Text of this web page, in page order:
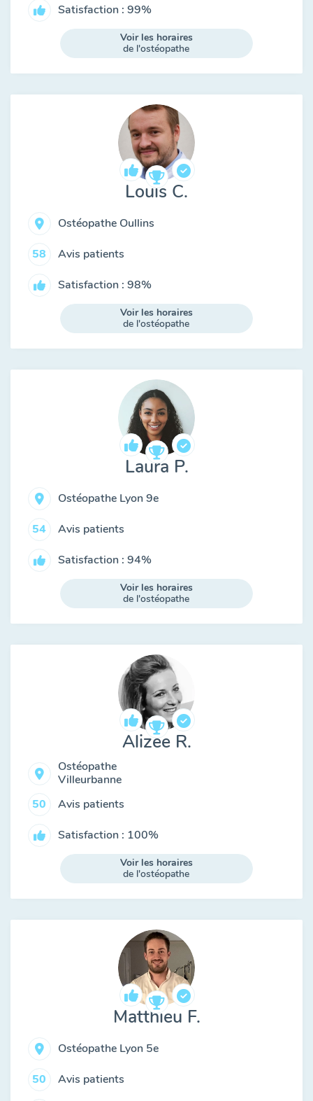
Satisfaction : 99%
Voir les horaires
de l'ostéopathe
Louis C.
Ostéopathe Oullins
58
Avis patients
Satisfaction : 98%
Voir les horaires
de l'ostéopathe
Laura P.
Ostéopathe Lyon 9e
54
Avis patients
Satisfaction : 94%
Voir les horaires
de l'ostéopathe
Alizée R.
Ostéopathe
Villeurbanne
50
Avis patients
Satisfaction : 100%
Voir les horaires
de l'ostéopathe
Matthieu F.
Ostéopathe Lyon 5e
50 Avis patients